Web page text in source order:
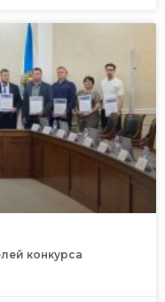
конкурса